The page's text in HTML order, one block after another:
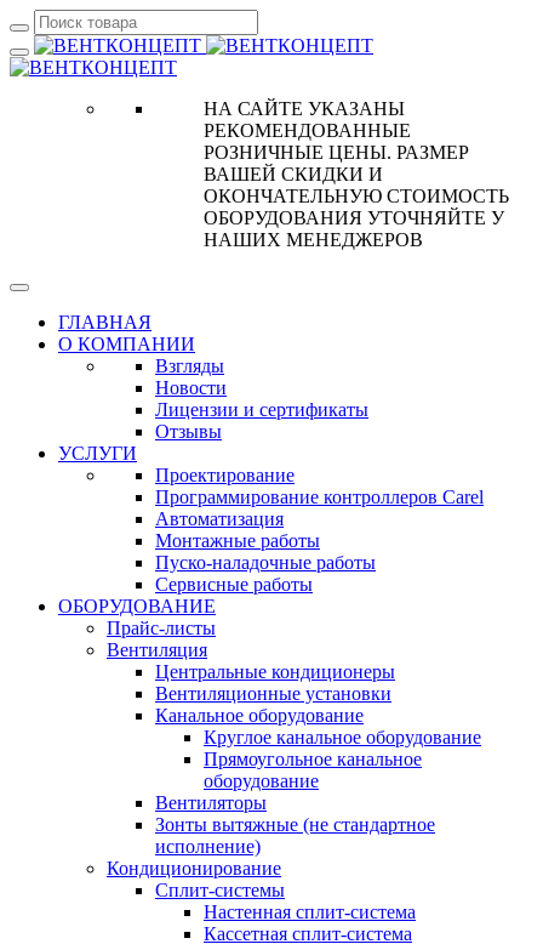
НА САЙТЕ УКАЗАНЫ
РЕКОМЕНДОВАННЫЕ
РОЗНИЧНЫЕ ЦЕНЫ. РАЗМЕР
ВАШЕЙ СКИДКИ И
ОКОНЧАТЕЛЬНУЮ СТОИМОСТЬ
ОБОРУДОВАНИЯ УТОЧНЯЙТЕ У
НАШИХ МЕНЕДЖЕРОВ
ГЛАВНАЯ
О КОМПАНИИ
Взгляды
Новости
Лицензии и сертификаты
Отзывы
УСЛУГИ
Проектирование
Программирование контроллеров Carel
Автоматизация
Монтажные работы
Пуско-наладочные работы
Сервисные работы
ОБОРУДОВАНИЕ
Прайс-листы
Вентиляция
Центральные кондиционеры
Вентиляционные установки
Канальное оборудование
Круглое канальное оборудование
Прямоугольное канальное
оборудование
Вентиляторы
Зонты вытяжные (не стандартное
исполнение)
Кондиционирование
Сплит-системы
Настенная сплит-система
Кассетная сплит-система